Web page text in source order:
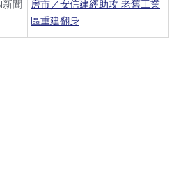
新聞
房市／安信建經助攻 老舊工業
區重建翻身